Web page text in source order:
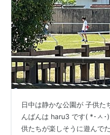
日中は静かな公園が 子供た
んばんは haru3 です( *･ㅅ･
供たちが楽しそうに遊んで